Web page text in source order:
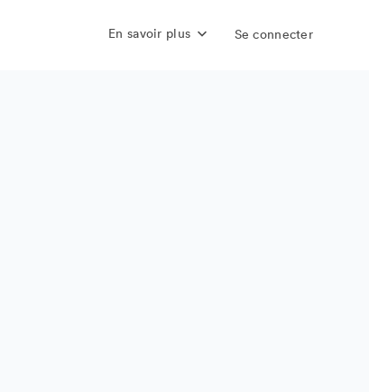
En savoir plus Se connecter